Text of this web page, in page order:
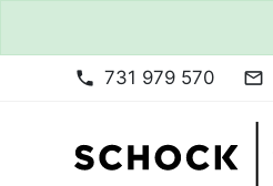
phone 731 979 570 mail_outline